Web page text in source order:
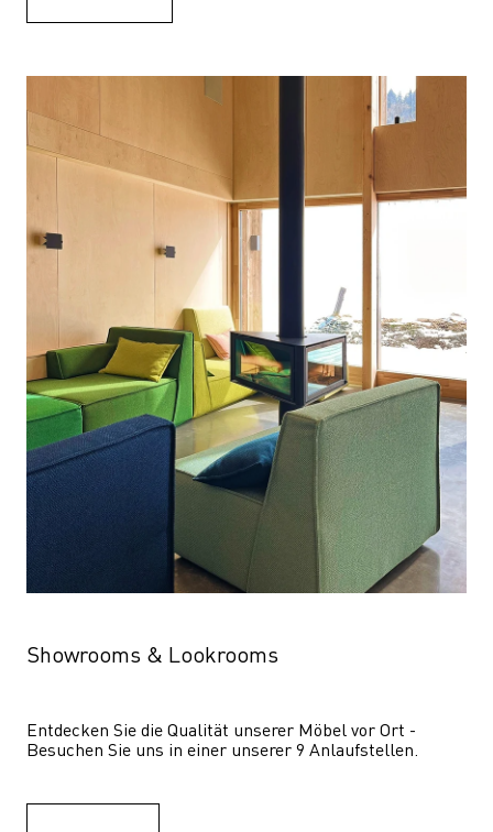
Showrooms & Lookrooms
Entdecken Sie die Qualität unserer Möbel vor Ort -
Besuchen Sie uns in einer unserer 9 Anlaufstellen.